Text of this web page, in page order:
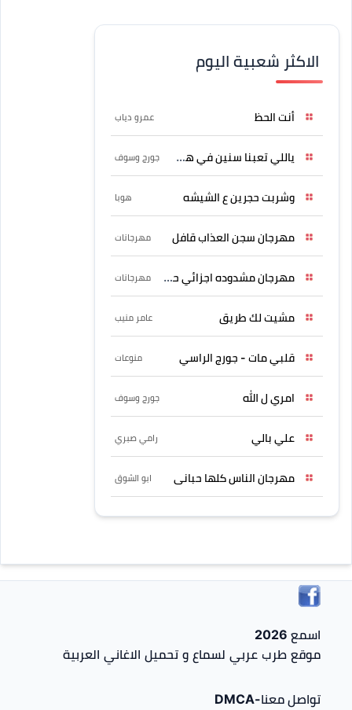
الاكثر شعبية اليوم
أنت الحظ عمرو دياب
ياللي تعبنا سنين في هواه جورج وسوف
وشربت حجرين ع الشيشه هوبا
مهرجان سجن العذاب قافل مهرجانات
مهرجان مشدوده اجزائي حربونى مهرجانات
مشيت لك طريق عامر منيب
قلبي مات - جورج الراسي منوعات
امري ل الله جورج وسوف
علي بالي رامي صبري
مهرجان الناس كلها حبانى ابو الشوق
اسمع 2026
موقع طرب عربي لسماع و تحميل الاغاني العربية
تواصل معنا-DMCA